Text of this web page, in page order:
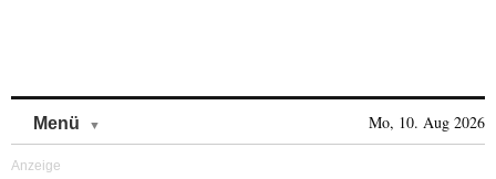
Menü Mo, 10. Aug 2026